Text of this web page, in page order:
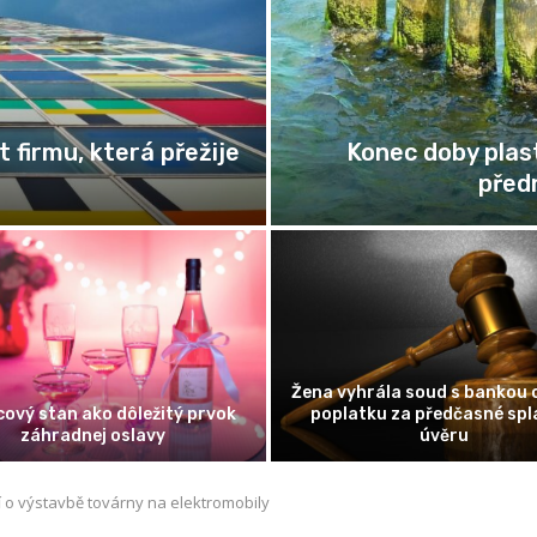
klubovém tanci
Zaměstnanec na
pozornosti: Proč se
stalo nejvzácnější
komoditou 21. století
Cesta podnikatele: Jak
odvážnou myšlenku ve
firmu
výstavbě továrny na elektromobily